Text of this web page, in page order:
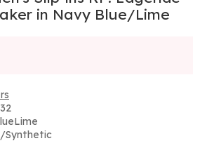
in Navy Blue/Lime
Synthetic